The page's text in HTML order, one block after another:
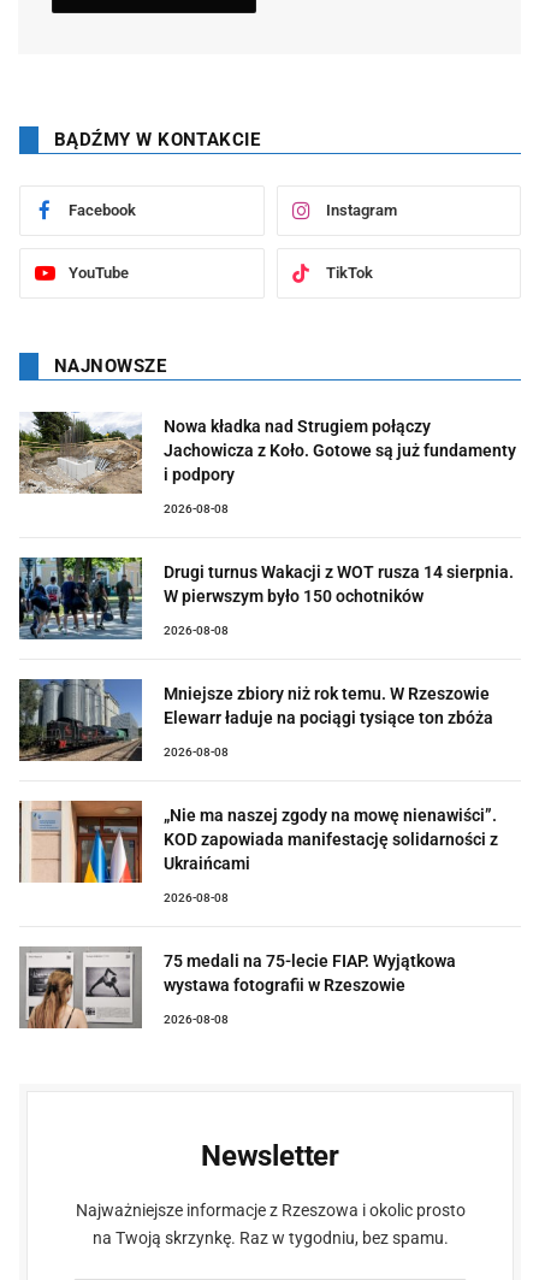
BĄDŹMY W KONTAKCIE
Facebook Instagram
YouTube TikTok
NAJNOWSZE
Nowa kładka nad Strugiem połączy
Jachowicza z Koło. Gotowe są już fundamenty
i podpory
2026-08-08
Drugi turnus Wakacji z WOT rusza 14 sierpnia.
W pierwszym było 150 ochotników
2026-08-08
Mniejsze zbiory niż rok temu. W Rzeszowie
Elewarr ładuje na pociągi tysiące ton zbóża
2026-08-08
„Nie ma naszej zgody na mowę nienawiści”.
KOD zapowiada manifestację solidarności z
Ukraińcami
2026-08-08
75 medali na 75-lecie FIAP. Wyjątkowa
wystawa fotografii w Rzeszowie
2026-08-08
Newsletter
Najważniejsze informacje z Rzeszowa i okolic prosto
na Twoją skrzynkę. Raz w tygodniu, bez spamu.